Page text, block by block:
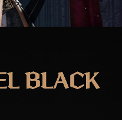
BLACK